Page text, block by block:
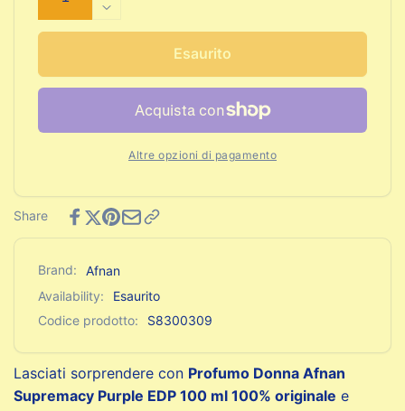
quantità
per
Afnan
Supremacy
100
Diminuisci
quantità
Profumo
Donna
Afnan
Supremacy
Purple
ml
Esaurito
Altre opzioni di pagamento
Share
Brand:
Afnan
Availability:
Esaurito
Codice prodotto:
S8300309
Lasciati sorprendere con Profumo Donna Afnan
Supremacy Purple EDP 100 ml 100% originale e